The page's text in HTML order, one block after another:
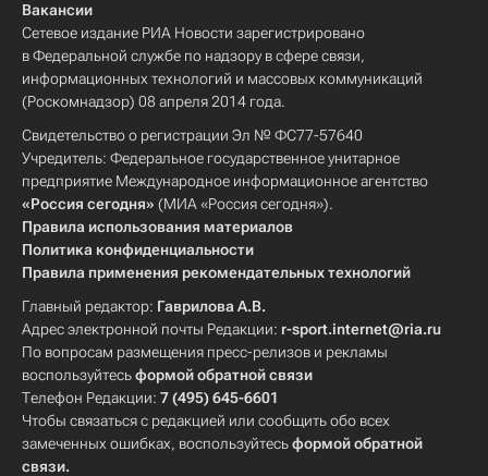
Вакансии
Сетевое издание РИА Новости зарегистрировано
в Федеральной службе по надзору в сфере связи,
информационных технологий и массовых коммуникаций
(Роскомнадзор) 08 апреля 2014 года.
Свидетельство о регистрации Эл № ФС77-57640
Учредитель: Федеральное государственное унитарное
предприятие Международное информационное агентство
«Россия сегодня» (МИА «Россия сегодня»).
Правила использования материалов
Политика конфиденциальности
Правила применения рекомендательных технологий
Главный редактор: Гаврилова А.В.
Адрес электронной почты Редакции: r-sport.internet@ria.ru
По вопросам размещения пресс-релизов и рекламы
воспользуйтесьформой обратной связи
Телефон Редакции: 7 (495) 645-6601
Чтобы связаться с редакцией или сообщить обо всех
замеченных ошибках, воспользуйтесьформой обратной
связи.